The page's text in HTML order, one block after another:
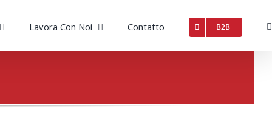
Lavora Con Noi Contatto B2B